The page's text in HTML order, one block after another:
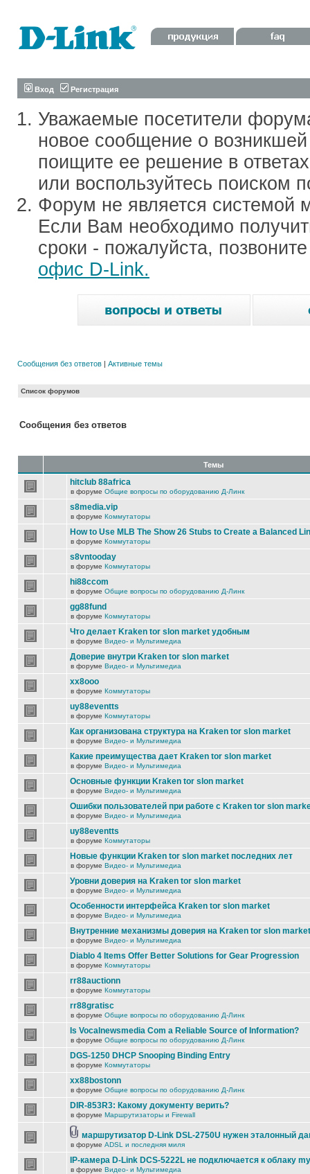
Вход Регистрация
Уважаемые посетители
новое сообщение о
поищите ее решение в
или воспользуйтесь поиском
Форум не является системой
Если Вам необходимо
сроки - пожалуйста,
офис D-Link.
Сообщения без ответов | Активные темы
Список форумов
Сообщения без ответов
Темы
hitclub 88africa
в форуме Общие вопросы по оборудованию Д-Линк
s8media.vip
в форуме Коммутаторы
How to Use MLB The Show 26 Stubs to Create a Balanced
в форуме Коммутаторы
s8vntooday
в форуме Коммутаторы
hi88ccom
в форуме Общие вопросы по оборудованию Д-Линк
gg88fund
в форуме Коммутаторы
Что делает Kraken tor slon market удобным
в форуме Видео- и Мультимедиа
Доверие внутри Kraken tor slon market
в форуме Видео- и Мультимедиа
xx8ooo
в форуме Коммутаторы
uy88eventts
в форуме Коммутаторы
Как организована структура на Kraken tor slon market
в форуме Видео- и Мультимедиа
Какие преимущества дает Kraken tor slon market
в форуме Видео- и Мультимедиа
Основные функции Kraken tor slon market
в форуме Видео- и Мультимедиа
Ошибки пользователей при работе с Kraken tor slon
в форуме Видео- и Мультимедиа
uy88eventts
в форуме Коммутаторы
Новые функции Kraken tor slon market последних лет
в форуме Видео- и Мультимедиа
Уровни доверия на Kraken tor slon market
в форуме Видео- и Мультимедиа
Особенности интерфейса Kraken tor slon market
в форуме Видео- и Мультимедиа
Внутренние механизмы доверия на Kraken tor slon market
в форуме Видео- и Мультимедиа
Diablo 4 Items Offer Better Solutions for Gear Progression
в форуме Коммутаторы
rr88auctionn
в форуме Коммутаторы
rr88gratisc
в форуме Общие вопросы по оборудованию Д-Линк
Is Vocalnewsmedia Com a Reliable Source of Information?
в форуме Общие вопросы по оборудованию Д-Линк
DGS-1250 DHCP Snooping Binding Entry
в форуме Коммутаторы
xx88bostonn
в форуме Общие вопросы по оборудованию Д-Линк
DIR-853R3: Какому документу верить?
в форуме Маршрутизаторы и Firewall
маршрутизатор D-Link DSL-2750U нужен эталонный
в форуме ADSL и последняя миля
IP-камера D-Link DCS-5222L не подключается к облаку
в форуме Видео- и Мультимедиа